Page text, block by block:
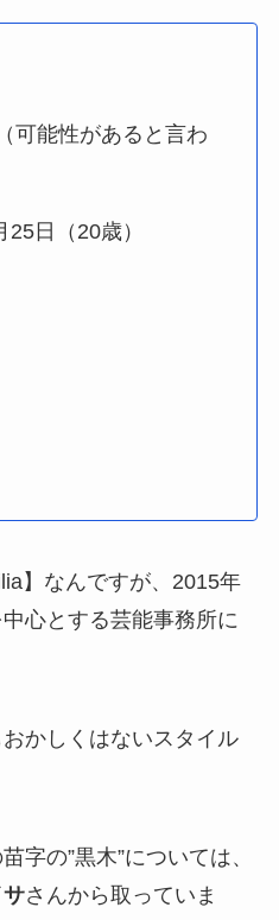
可能性があると言わ
日（20歳）
】なんですが、2015年
心とする芸能事務所に
かしくはないスタイル
字の”黒木”については、
さんから取っていま